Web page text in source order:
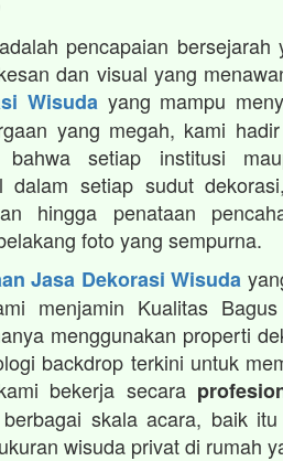
pencapaian
dan visual yang
Wisuda yang mampu
yang megah, kami
bahwa setiap institusi
dalam setiap sudut
hingga penataan
foto yang sempurna.
Jasa Dekorasi Wisuda
menjamin Kualitas
menggunakan properti
backdrop terkini untuk
bekerja secara
skala acara, baik
wisuda privat di rumah